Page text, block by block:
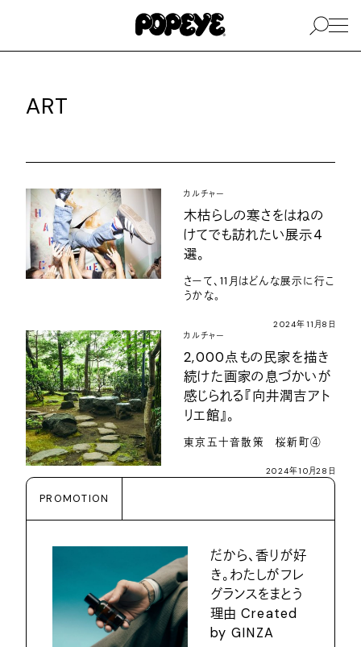
ART
カルチャー
木枯らしの寒さをはねの
けてでも訪れたい展示4
選。
さーて、11月はどんな展示に行こ
うかな。
2024年11月8日
カルチャー
2,000点もの民家を描き
続けた画家の息づかいが
感じられる『向井潤吉アト
リエ館』。
東京五十音散策 桜新町④
2024年10月28日
PROMOTION
だから、香りが好
き。わたしがフレ
グランスをまとう
理由 Created
by GINZA